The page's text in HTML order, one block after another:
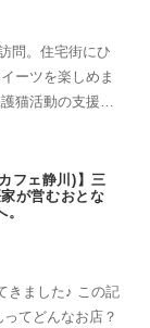
問。住宅街にひ
ーツを楽しめま
猫活動の支援も
フェ静川)】三
が営むおとな
。
た♪ この記
てどんなお店？